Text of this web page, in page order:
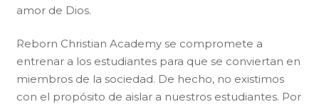
amor de Dios.
Reborn Christian Academy se compromete a
entrenar a los estudiantes para que se conviertan en
miembros de la sociedad. De hecho, no existimos
con el propósito de aislar a nuestros estudiantes. Por